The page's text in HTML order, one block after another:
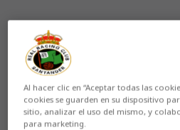
Aún no hay reacciones. ¡Sé el primero!
Al hacer clic en “Aceptar todas las
cookies se guarden en su dispositivo
sitio, analizar el uso del mismo, y
para marketing.